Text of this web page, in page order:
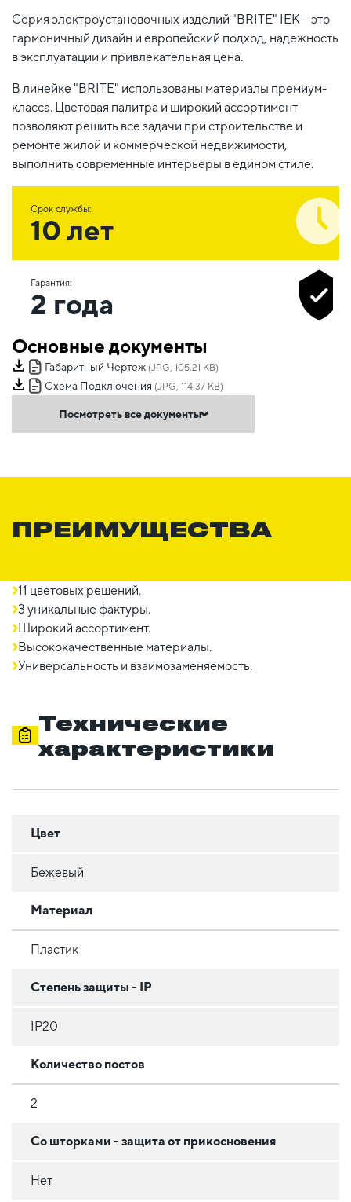
Серия электроустановочных изделий "BRITE" IEK – это
гармоничный дизайн и европейский подход, надежность
в эксплуатации и привлекательная цена.
В линейке "BRITE" использованы материалы премиум-
класса. Цветовая палитра и широкий ассортимент
позволяют решить все задачи при строительстве и
ремонте жилой и коммерческой недвижимости,
выполнить современные интерьеры в едином стиле.
Срок службы:
10 лет
Гарантия:
2 года
Основные документы
Габаритный Чертеж (JPG, 105.21 KB)
Схема Подключения (JPG, 114.37 KB)
Посмотреть все документы
ПРЕИМУЩЕСТВА
11 цветовых решений.
3 уникальные фактуры.
Широкий ассортимент.
Высококачественные материалы.
Универсальность и взаимозаменяемость.
Технические
характеристики
Цвет
Бежевый
Материал
Пластик
Степень защиты - IP
IP20
Количество постов
2
Со шторками - защита от прикосновения
Нет